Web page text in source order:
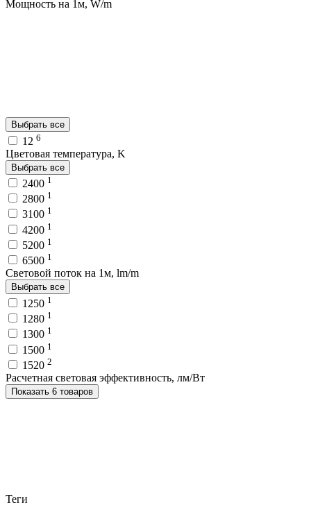
Мощность на 1м, W/m
Выбрать все
12 6
Цветовая температура, K
Выбрать все
2400 1
2800 1
3100 1
4200 1
5200 1
6500 1
Световой поток на 1м, lm/m
Выбрать все
1250 1
1280 1
1300 1
1500 1
1520 2
Расчетная световая эффективность, лм/Вт
Показать 6 товаров
Теги